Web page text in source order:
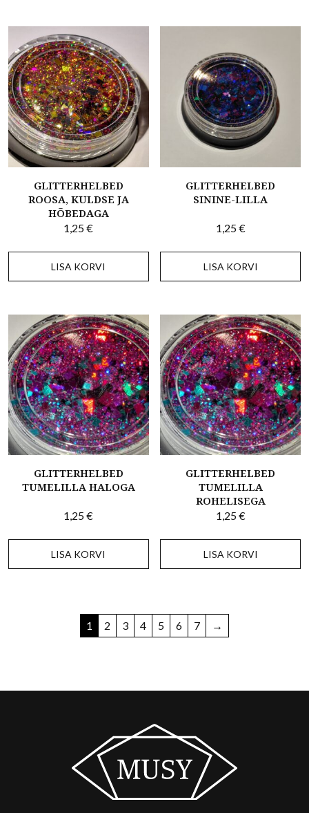
GLITTERHELBED
ROOSA, KULDSE JA
HÕBEDAGA
1,25€
LISA KORVI
GLITTERHELBED
SININE-LILLA
1,25€
LISA KORVI
GLITTERHELBED
TUMELILLA HALOGA
1,25€
LISA KORVI
GLITTERHELBED
TUMELILLA
ROHELISEGA
1,25€
LISA KORVI
1 2 3 4 5 6 7 →